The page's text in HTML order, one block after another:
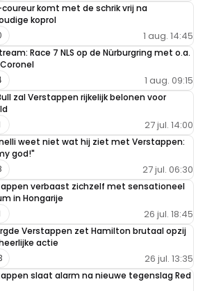
coureur komt met de schrik vrij na
koprol
1 aug. 14:45
Race 7 NLS op de Nürburgring met o.a.
1 aug. 09:15
zal Verstappen rijkelijk belonen voor
27 jul. 14:00
weet niet wat hij ziet met Verstappen:
god!"
27 jul. 06:30
verbaast zichzelf met sensationeel
in Hongarije
26 jul. 18:45
Verstappen zet Hamilton brutaal opzij
actie
26 jul. 13:35
slaat alarm na nieuwe tegenslag Red